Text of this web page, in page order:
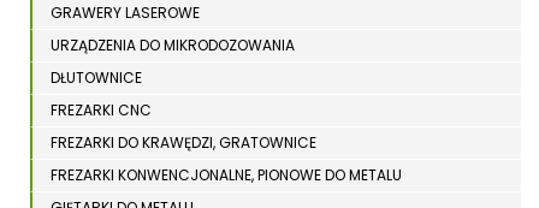
GRAWERY LASEROWE
URZĄDZENIA DO MIKRODOZOWANIA
DŁUTOWNICE
FREZARKI CNC
FREZARKI DO KRAWĘDZI, GRATOWNICE
FREZARKI KONWENCJONALNE, PIONOWE DO METALU